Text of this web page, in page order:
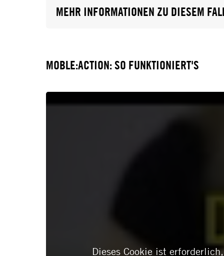
MEHR INFORMATIONEN ZU DIESEM
MOBLE:ACTION: SO FUNKTIONIERT'S
Dieses Cookie ist